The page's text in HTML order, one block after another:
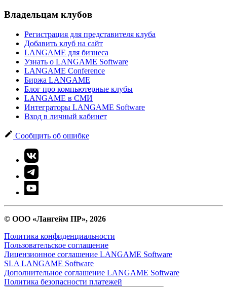
Владельцам клубов
Регистрация для представителя клуба
Добавить клуб на сайт
LANGAME для бизнеса
Узнать о LANGAME Software
LANGAME Conference
Биржа LANGAME
Блог про компьютерные клубы
LANGAME в СМИ
Интеграторы LANGAME Software
Вход в личный кабинет
Сообщить об ошибке
© ООО «Лангейм ПР», 2026
Политика конфиденциальности
Пользовательское соглашение
Лицензионное соглашение LANGAME Software
SLA LANGAME Software
Дополнительное соглашение LANGAME Software
Политика безопасности платежей